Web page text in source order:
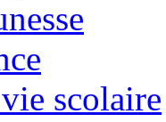
scolaire